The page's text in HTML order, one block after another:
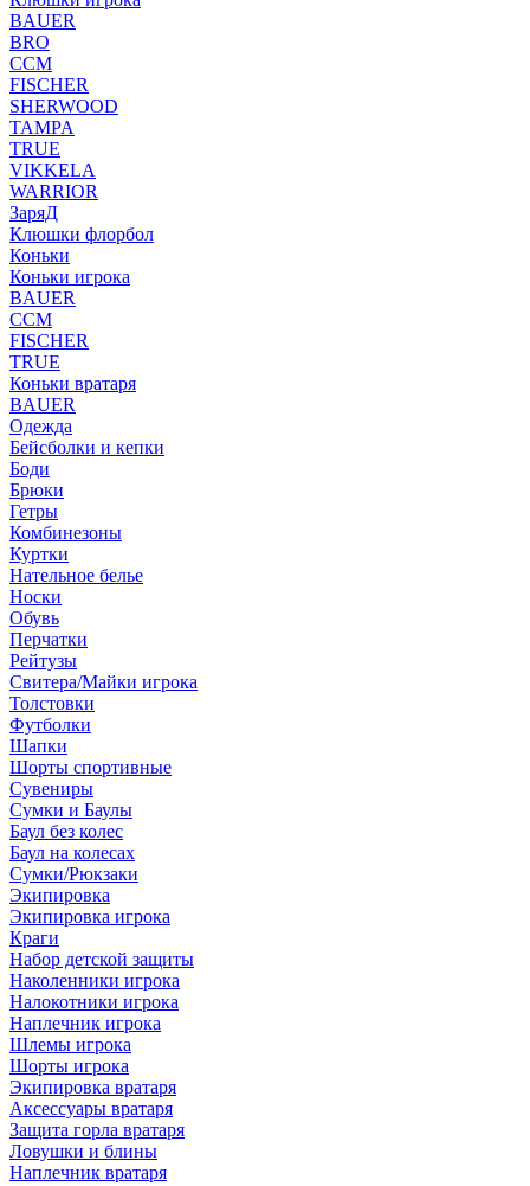
BAUER
BRO
CCM
FISCHER
SHERWOOD
TAMPA
TRUE
VIKKELA
WARRIOR
ЗаряД
Клюшки флорбол
Коньки
Коньки игрока
BAUER
CCM
FISCHER
TRUE
Коньки вратаря
BAUER
Одежда
Бейсболки и кепки
Боди
Брюки
Гетры
Комбинезоны
Куртки
Нательное белье
Носки
Обувь
Перчатки
Рейтузы
Свитера/Майки игрока
Толстовки
Футболки
Шапки
Шорты спортивные
Сувениры
Сумки и Баулы
Баул без колес
Баул на колесах
Сумки/Рюкзаки
Экипировка
Экипировка игрока
Краги
Набор детской защиты
Наколенники игрока
Налокотники игрока
Наплечник игрока
Шлемы игрока
Шорты игрока
Экипировка вратаря
Аксессуары вратаря
Защита горла вратаря
Ловушки и блины
Наплечник вратаря